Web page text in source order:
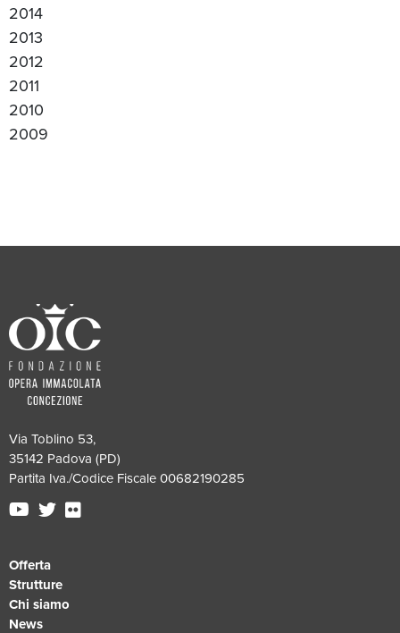
2014
2013
2012
2011
2010
2009
Via Toblino 53,
35142 Padova (PD)
Partita Iva./Codice Fiscale 00682190285
Offerta
Strutture
Chi siamo
News